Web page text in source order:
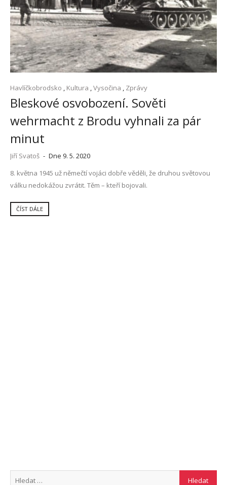
Havlíčkobrodsko Kultura Vysočina Zprávy
Bleskové osvobození. Sověti
wehrmacht z Brodu vyhnali za pár
minut
Jiří Svatoš - Dne 9. 5. 2020
8. května 1945 už němečtí vojáci dobře věděli, že druhou světovou
válku nedokážou zvrátit. Těm – kteří bojovali.
ČÍST DÁLE